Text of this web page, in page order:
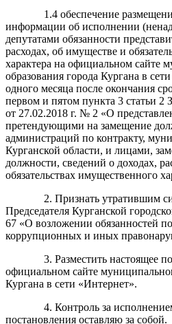
1.4 обеспечение
информации об исполнении
депутатами обязанности
расходах, об имуществе и
характера на официальном сайте
образования города Кургана в
одного месяца после окончания
первом и пятом пункта 3 статьи 2
от 27.02.2018 г. № 2 «О
претендующими на замещение
администраций по контракту,
Курганской области, и лицами,
должности, сведений о доходах,
обязательствах имущественного
2. Признать утратившим
Председателя Курганской
67 «О возложении обязанностей
коррупционных и иных
3. Разместить настоящее
официальном сайте
Кургана в сети «Интернет».
4. Контроль за
постановления оставляю за собой.